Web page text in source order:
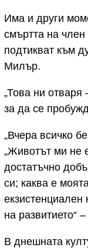
Има и други
смъртта на
подтикват към
Милър.
„Това ни
за да се
„Вчера всичко
„Животът ми не
достатъчно
си; каква е
на развитието“
В днешната